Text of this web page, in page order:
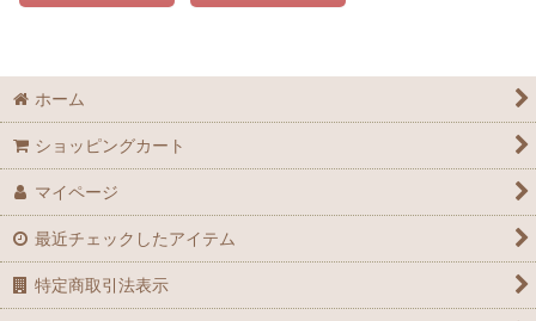
ホーム
ショッピングカート
マイページ
最近チェックしたアイテム
特定商取引法表示